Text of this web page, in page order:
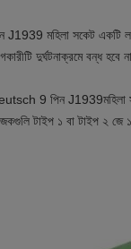
J1939 মহিলা সকেট একটি
দুর্ঘটনাক্রমে বন্ধ হবে না.
9 পিন J1939
টাইপ ১ বা টাইপ ২ জে